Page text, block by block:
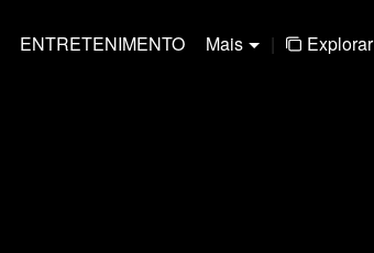
ENTRETENIMENTO Mais | Explorar